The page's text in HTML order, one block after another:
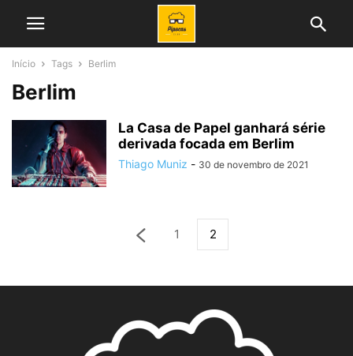
Início Tags Berlim
Berlim
La Casa de Papel ganhará série
derivada focada em Berlim
Thiago Muniz - 30 de novembro de 2021
1 2